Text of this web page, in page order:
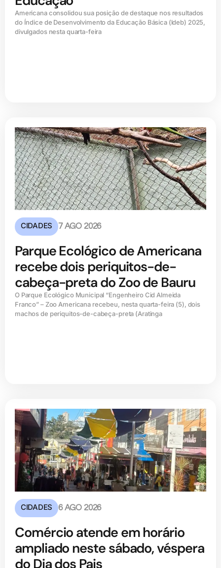
Americana consolidou sua posição de destaque nos resultados
do Índice de Desenvolvimento da Educação Básica (ldeb) 2025,
divulgados nesta quarta-feira
CIDADES 7 AGO 2026
Parque Ecológico de Americana
recebe dois periquitos-de-
cabeça-preta do Zoo de Bauru
O Parque Ecológico Municipal “Engenheiro Cid Almeida
Franco” – Zoo Americana recebeu, nesta quarta-feira (5), dois
machos de periquitos-de-cabeça-preta (Aratinga
CIDADES 6 AGO 2026
Comércio atende em horário
ampliado neste sábado, véspera
do Dia dos Pais